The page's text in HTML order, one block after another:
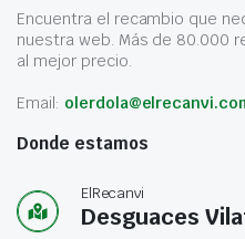
Encuentra el recambio que
nuestra web. Más de 80.000
al mejor precio.
Email:
Donde estamos
ElRecanvi
Desguaces